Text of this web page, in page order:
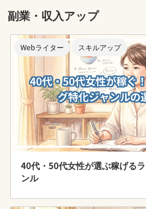
副業・収入アップ
Webライター スキルアップ
40代・50代女性が選ぶ稼げる
ンル